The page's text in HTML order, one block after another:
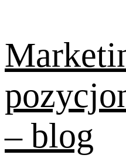
to
content
– blog